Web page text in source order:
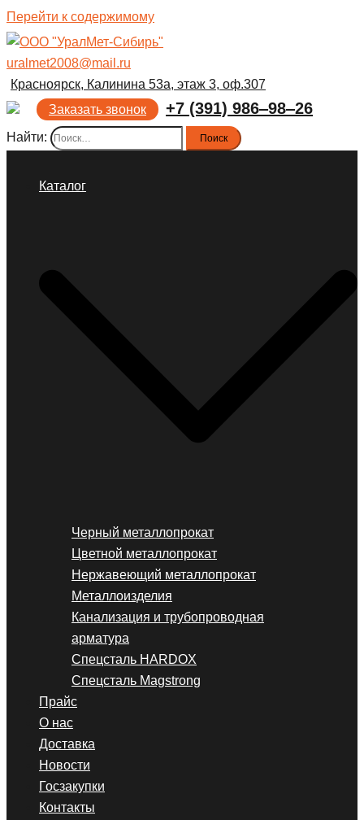
Перейти к содержимому
uralmet2008@mail.ru
Красноярск, Калинина 53а, этаж 3, оф.307
Заказать звонок
+7 (391) 986‒98‒26
Найти:
Каталог
Черный металлопрокат
Цветной металлопрокат
Нержавеющий металлопрокат
Металлоизделия
Канализация и трубопроводная
арматура
Спецсталь HARDOX
Спецсталь Magstrong
Прайс
О нас
Доставка
Новости
Госзакупки
Контакты